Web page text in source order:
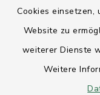
Cookies einsetzen,
Website zu
weiterer Dienste
Weitere